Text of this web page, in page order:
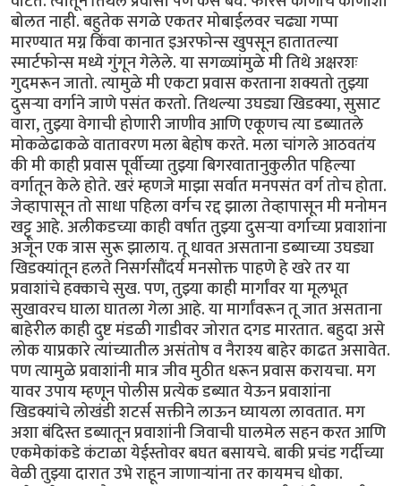
बोलत नाही. बहुतेक सगळे एकतर मोबाईलवर चढ्या गप्पा
मारण्यात मग्न किंवा कानात इअरफोन्स खुपसून हातातल्या
स्मार्टफोन्स मध्ये गुंगून गेलेले. या सगळ्यांमुळे मी तिथे अक्षरशः
गुदमरून जातो. त्यामुळे मी एकटा प्रवास करताना शक्यतो तुझ्या
दुसऱ्या वर्गाने जाणे पसंत करतो. तिथल्या उघड्या खिडक्या, सुसाट
वारा, तुझ्या वेगाची होणारी जाणीव आणि एकूणच त्या डब्यातले
मोकळेढाकळे वातावरण मला बेहोष करते. मला चांगले आठवतंय
की मी काही प्रवास पूर्वीच्या तुझ्या बिगरवातानुकुलीत पहिल्या
वर्गातून केले होते. खरं म्हणजे माझा सर्वात मनपसंत वर्ग तोच होता.
जेव्हापासून तो साधा पहिला वर्गच रद्द झाला तेव्हापासून मी मनोमन
खट्टू आहे. अलीकडच्या काही वर्षात तुझ्या दुसऱ्या वर्गाच्या प्रवाशांना
अजून एक त्रास सुरू झालाय. तू धावत असताना डब्याच्या उघड्या
खिडक्यांतून हलते निसर्गसौंदर्य मनसोक्त पाहणे हे खरे तर या
प्रवाशांचे हक्काचे सुख. पण, तुझ्या काही मार्गांवर या मूलभूत
सुखावरच घाला घातला गेला आहे. या मार्गांवरून तू जात असताना
बाहेरील काही दुष्ट मंडळी गाडीवर जोरात दगड मारतात. बहुदा असे
लोक याप्रकारे त्यांच्यातील असंतोष व नैराश्य बाहेर काढत असावेत.
पण त्यामुळे प्रवाशांनी मात्र जीव मुठीत धरून प्रवास करायचा. मग
यावर उपाय म्हणून पोलीस प्रत्येक डब्यात येऊन प्रवाशांना
खिडक्यांचे लोखंडी शटर्स सक्तीने लाऊन घ्यायला लावतात. मग
अशा बंदिस्त डब्यातून प्रवाशांनी जिवाची घालमेल सहन करत आणि
एकमेकांकडे कंटाळा येईस्तोवर बघत बसायचे. बाकी प्रचंड गर्दीच्या
वेळी तुझ्या दारात उभे राहून जाणाऱ्यांना तर कायमच धोका.